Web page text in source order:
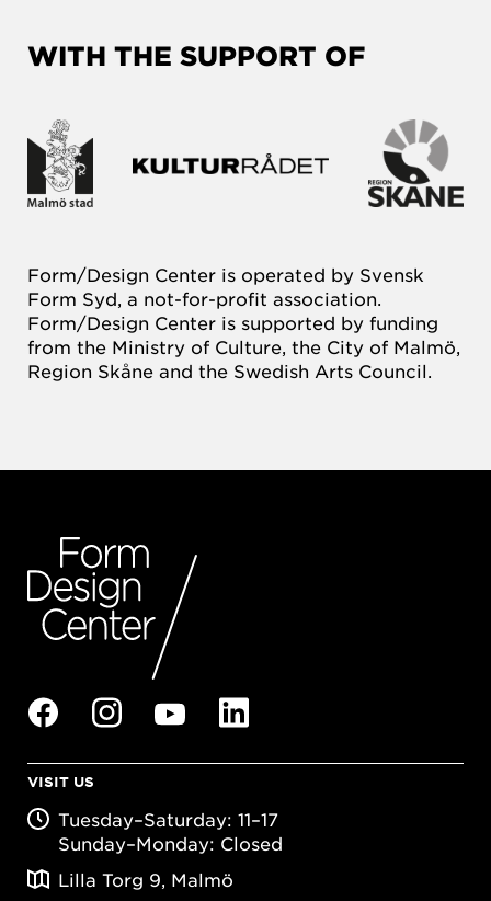
WITH THE SUPPORT OF
Form/Design Center is operated by Svensk
Form Syd, a not-for-profit association.
Form/Design Center is supported by funding
from the Ministry of Culture, the City of Malmö,
Region Skåne and the Swedish Arts Council.
VISIT US
Tuesday–Saturday: 11–17
Sunday–Monday: Closed
Lilla Torg 9, Malmö